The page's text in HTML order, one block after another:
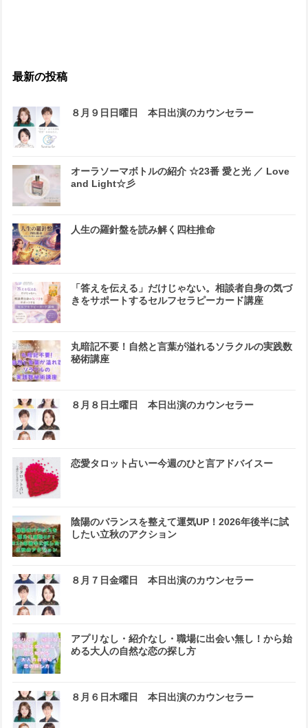
最新の投稿
８月９日日曜日 本日出演のカウンセラー
オーラソーマボトルの紹介 ☆23番 愛と光 ／ Love
and Light☆彡
人生の羅針盤を読み解く四柱推命
「答えを伝える」だけじゃない。相談者自身の気づ
きをサポートするセルフセラピーカード講座
丸暗記不要！自然と言葉が溢れるソラクルの実践数
秘術講座
８月８日土曜日 本日出演のカウンセラー
恋愛タロット占いー今週のひと言アドバイスー
陰陽のバランスを整えて運気UP！2026年後半に試
したい立秋のアクション
８月７日金曜日 本日出演のカウンセラー
アプリなし・紹介なし・職場に出会い無し！から始
める大人の自然な恋の探し方
８月６日木曜日 本日出演のカウンセラー